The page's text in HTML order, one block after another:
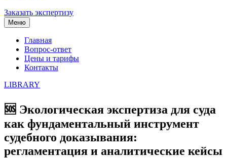
Заказать экспертизу
Меню
Главная
Вопрос-ответ
Цены и тарифы
Контакты
LIBRARY
🆘 Экологическая экспертиза для суда
как фундаментальный инструмент
судебного доказывания:
регламентация и аналитические кейсы